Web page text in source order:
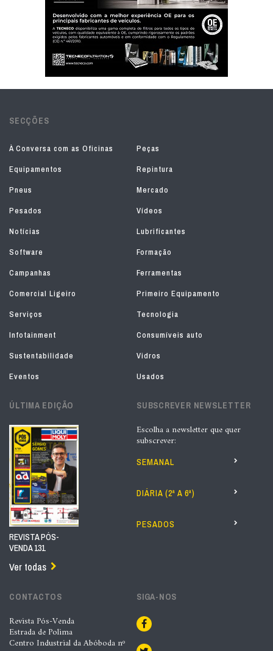
SECÇÕES
À Conversa com as Oficinas
Peças
Equipamentos
Repintura
Pneus
Mercado
Pesados
Vídeos
Notícias
Lubrificantes
Software
Formação
Campanhas
Ferramentas
Comercial Ligeiro
Primeiro Equipamento
Serviços
Tecnologia
Infotainment
Consumíveis auto
Sustentabilidade
Vidros
Eventos
Usados
ÚLTIMA EDIÇÃO
REVISTA PÓS-
VENDA 131
Ver todas
SUBSCREVER NEWSLETTER
Escolha a newsletter que quer
subscrever:
SEMANAL
DIÁRIA (2ª A 6ª)
PESADOS
CONTACTOS
Revista Pós-Venda
Estrada de Polima
Centro Industrial da Abóboda nº
SIGA-NOS